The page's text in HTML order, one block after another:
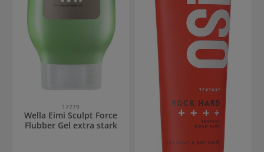
17779
Wella Eimi Sculpt Force
Flubber Gel extra stark